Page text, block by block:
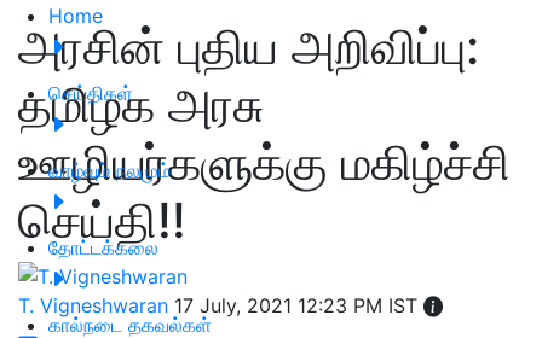
Home
செய்திகள்
வாழ்வும் நலமும்
தோட்டக்கலை
கால்நடை தகவல்கள்
அரசின் புதிய அறிவிப்பு:
தமிழக அரசு
ஊழியர்களுக்கு மகிழ்ச்சி
செய்தி!!
T. Vigneshwaran 17 July, 2021 12:23 PM IST